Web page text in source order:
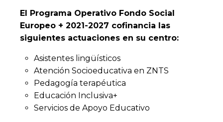
El Programa Operativo Fondo Social
Europeo + 2021-2027 cofinancia las
siguientes actuaciones en su centro:
Asistentes lingüísticos
Atención Socioeducativa en ZNTS
Pedagogía terapéutica
Educación Inclusiva+
Servicios de Apoyo Educativo